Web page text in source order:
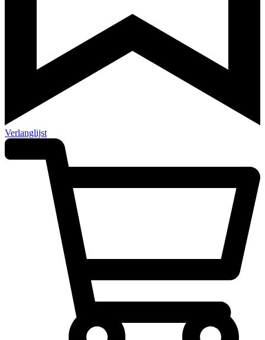
Verlanglijst